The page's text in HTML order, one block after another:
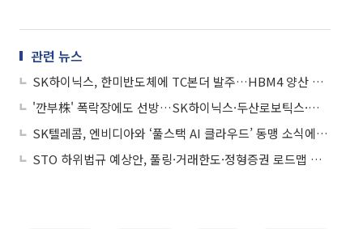
관련 뉴스
SK하이닉스, 한미반도체에 TC본더 발주…HBM4 양산 확대 속도
'깐부株' 폭락장에도 선방…SK하이닉스·두산로보틱스·네이버는 낙폭 방어
SK텔레콤, 엔비디아와 ‘풀스택 AI 클라우드’ 동맹 소식에 강세
STO 하위법규 예상안, 풀링·거래한도·정형증권 로드맵 제시